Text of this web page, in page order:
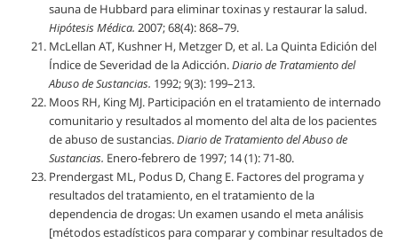
sauna de Hubbard para eliminar toxinas y restaurar la salud.
Hipótesis Médica. 2007; 68(4): 868–79.
McLellan AT, Kushner H, Metzger D, et al. La Quinta Edición del
Índice de Severidad de la Adicción.Diario de Tratamiento del
Abuso de Sustancias. 1992; 9(3): 199–213.
Moos RH, King MJ. Participación en el tratamiento de internado
comunitario y resultados al momento del alta de los pacientes
de abuso de sustancias.Diario de Tratamiento del Abuso de
Sustancias. Enero-febrero de 1997; 14 (1): 71-80.
Prendergast ML, Podus D, Chang E. Factores del programa y
resultados del tratamiento, en el tratamiento de la
dependencia de drogas: Un examen usando el meta análisis
[métodos estadísticos para comparar y combinar resultados de